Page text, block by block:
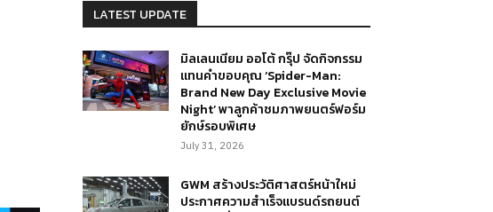
LATEST UPDATE
มิลเลนเนียม ออโต้ กรุ๊ป จัดกิจกรรม
แทนคำขอบคุณ ‘Spider-Man:
Brand New Day Exclusive Movie
Night’ พาลูกค้าชมภาพยนตร์ฟอร์ม
ยักษ์รอบพิเศษ
July 31, 2026
GWM สร้างประวัติศาสตร์หน้าใหม่
ประกาศความสำเร็จแบรนด์รถยนต์